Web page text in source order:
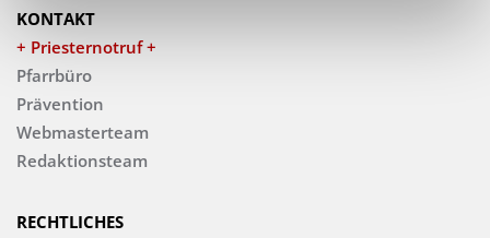
KONTAKT
+ Priesternotruf +
Pfarrbüro
Prävention
Webmasterteam
Redaktionsteam
RECHTLICHES